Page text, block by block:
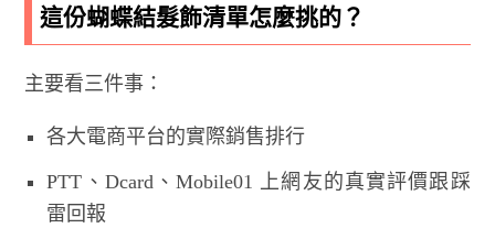
這份蝴蝶結髮飾清單怎麼挑的？
主要看三件事：
各大電商平台的實際銷售排行
PTT、Dcard、Mobile01 上網友的真實評價跟踩
雷回報